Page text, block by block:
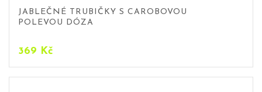
JABLEČNÉ TRUBIČKY S CAROBOVOU
POLEVOU DÓZA
369 Kč